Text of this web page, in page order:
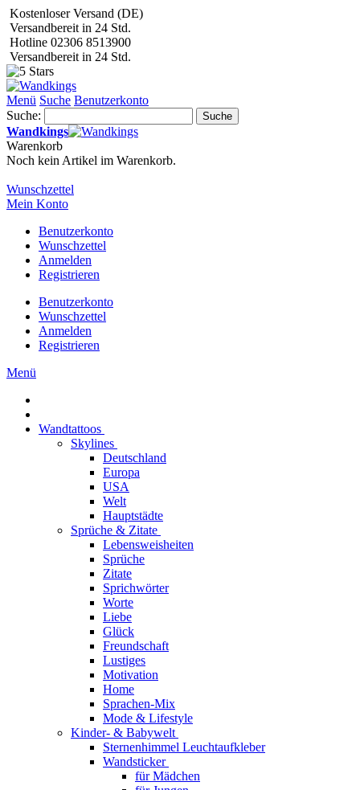
Kostenloser Versand (DE)
Versandbereit in 24 Std.
Hotline 02306 8513900
Versandbereit in 24 Std.
Menü Suche Benutzerkonto
Suche:
Suche
Wandkings
Warenkorb
Noch kein Artikel im Warenkorb.
Wunschzettel
Mein Konto
Benutzerkonto
Wunschzettel
Anmelden
Registrieren
Benutzerkonto
Wunschzettel
Anmelden
Registrieren
Menü
Wandtattoos
Skylines
Deutschland
Europa
USA
Welt
Hauptstädte
Sprüche & Zitate
Lebensweisheiten
Sprüche
Zitate
Sprichwörter
Worte
Liebe
Glück
Freundschaft
Lustiges
Motivation
Home
Sprachen-Mix
Mode & Lifestyle
Kinder- & Babywelt
Sternenhimmel Leuchtaufkleber
Wandsticker
für Mädchen